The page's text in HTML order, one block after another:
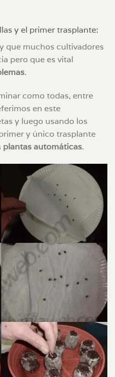
y el primer trasplante:
que muchos cultivadores
pero que es vital
.
como todas, entre
en este
y luego usando los
y único trasplante
plantas automáticas.